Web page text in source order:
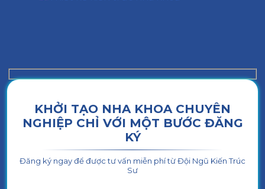
KHỞI TẠO NHA KHOA CHUYÊN
NGHIỆP CHỈ VỚI MỘT BƯỚC ĐĂNG
KÝ
Đăng ký ngay để được tư vấn miễn phí từ Đội Ngũ Kiến Trúc
Sư